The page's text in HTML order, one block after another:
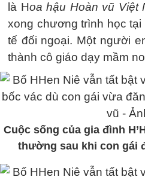
là Hoa hậu Hoàn vũ Việt
xong chương trình học
tế đối ngoại. Một người
thành cô giáo dạy mầm
Cuộc sống của gia đình
thường sau khi con gái